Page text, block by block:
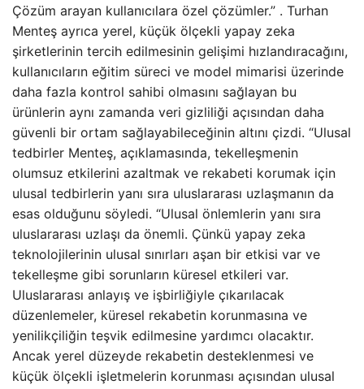
Çözüm arayan kullanıcılara özel çözümler.” . Turhan
Menteş ayrıca yerel, küçük ölçekli yapay zeka
şirketlerinin tercih edilmesinin gelişimi hızlandıracağını,
kullanıcıların eğitim süreci ve model mimarisi üzerinde
daha fazla kontrol sahibi olmasını sağlayan bu
ürünlerin aynı zamanda veri gizliliği açısından daha
güvenli bir ortam sağlayabileceğinin altını çizdi. “Ulusal
tedbirler Menteş, açıklamasında, tekelleşmenin
olumsuz etkilerini azaltmak ve rekabeti korumak için
ulusal tedbirlerin yanı sıra uluslararası uzlaşmanın da
esas olduğunu söyledi. “Ulusal önlemlerin yanı sıra
uluslararası uzlaşı da önemli. Çünkü yapay zeka
teknolojilerinin ulusal sınırları aşan bir etkisi var ve
tekelleşme gibi sorunların küresel etkileri var.
Uluslararası anlayış ve işbirliğiyle çıkarılacak
düzenlemeler, küresel rekabetin korunmasına ve
yenilikçiliğin teşvik edilmesine yardımcı olacaktır.
Ancak yerel düzeyde rekabetin desteklenmesi ve
küçük ölçekli işletmelerin korunması açısından ulusal